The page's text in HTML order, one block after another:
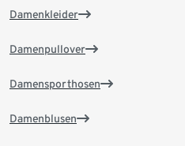
Damenkleider
Damenpullover
Damensporthosen
Damenblusen